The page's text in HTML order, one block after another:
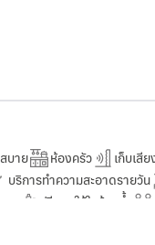
บาย ห้องครัว เก็บเสีย
บริการทำความสะอาดรายวัน
ฟรีของใช้ในห้องน้ำ